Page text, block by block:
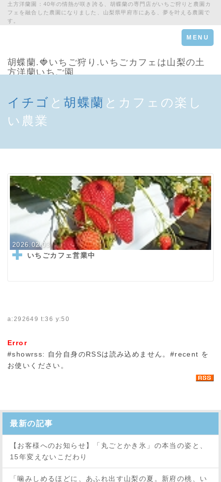
土方洋蘭園：40年の情熱が咲き誇る、胡蝶蘭の専門店がいちご狩りと農園カ
フェを融合した農園になりました、山梨県甲府市にある、夢を叶える農園で
す。
Toggle
navigation
MENU
胡蝶蘭.🍓いちご狩り.いちごカフェは山梨の土
方洋蘭いちご園
イチゴ と 胡蝶蘭 とカフェの楽し
い農業
2026.02.03
いちごカフェ営業中
a:292649 t:36 y:50
Error
#showrss: 自分自身のRSSは読み込めません。#recent を
お使いください。
最新の記事
【お客様へのお知らせ】「丸ごとかき氷」の本当の姿と、
15年変えないこだわり
「噛みしめるほどに、あふれ出す山梨の夏。新府の桃、い